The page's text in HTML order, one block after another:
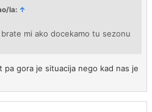
la: ↑
mi ako docekamo tu sezonu
pa gora je situacija nego kad nas je